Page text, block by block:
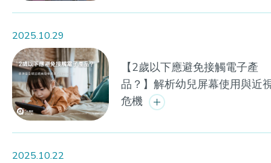
2025.10.29
【2歲以下應避免接觸電子產
品？】解析幼兒屏幕使用與近
危機
2025.10.22